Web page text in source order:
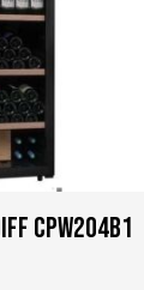
CPW204B1